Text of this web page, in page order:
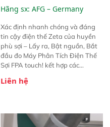
Hãng sx: AFG – Germany
Xác định nhanh chóng và đáng
tin cậy điện thế Zeta của huyền
phù sợi – Lấy ra, Bật nguồn, Bắt
đầu đo Máy Phân Tích Điện Thế
Sợi FPA touch! kết hợp các
được chứng minh với sự đơn giản
trước đó. Nhưng so với các phiên
bản trước, FPA touch! nhỏ hơn và
Liên hệ